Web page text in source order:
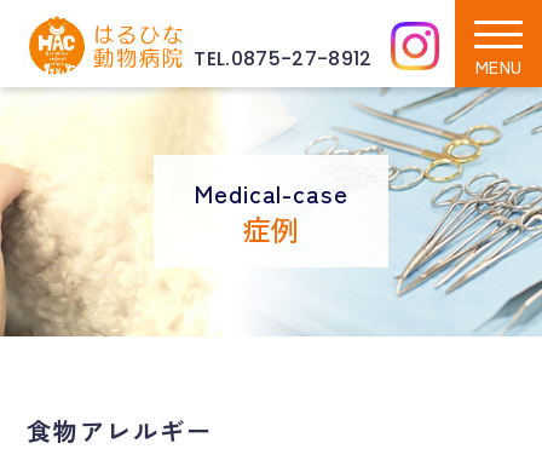
TEL.0875-27-8912
Medical-case
症例
食物アレルギー